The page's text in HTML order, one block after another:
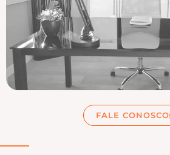
FALE CONOSCO